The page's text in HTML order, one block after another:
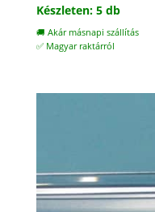
Készleten: 5 db
🚚 Akár másnapi szállítás
✅ Magyar raktárról